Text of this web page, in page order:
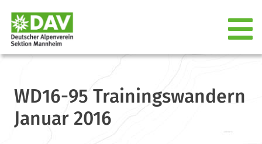
WD16-95 Trainingswandern
Januar 2016